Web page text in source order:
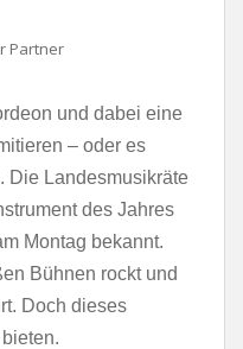
Partner
und dabei eine
– oder es
Die Landesmusikräte
des Jahres
Montag bekannt.
Bühnen rockt und
Doch dieses